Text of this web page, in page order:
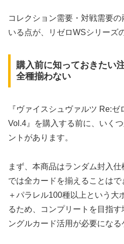
コレクション需要・対戦需要
いる点が、リゼロWSシリーズ
購入前に知っておきたい
全種揃わない
『ヴァイスシュヴァルツ Re:
Vol.4』を購入する前に、いく
ントがあります。
まず、本商品はランダム封入
では全カードを揃えることは
＋パラレル100種以上という大
るため、コンプリートを目指
ングルカード活用が必要になる